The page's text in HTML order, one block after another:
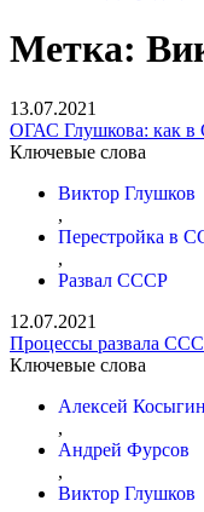
Метка:
13.07.2021
ОГАС Глушкова: как в
Ключевые слова
Виктор Глушков
,
Перестройка в
,
Развал СССР
12.07.2021
Процессы развала
Ключевые слова
Алексей Косыгин
,
Андрей Фурсов
,
Виктор Глушков